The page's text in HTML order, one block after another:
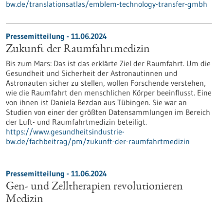
bw.de/translationsatlas/emblem-technology-transfer-gmbh
Pressemitteilung - 11.06.2024
Zukunft der Raumfahrtmedizin
Bis zum Mars: Das ist das erklärte Ziel der Raumfahrt. Um die
Gesundheit und Sicherheit der Astronautinnen und
Astronauten sicher zu stellen, wollen Forschende verstehen,
wie die Raumfahrt den menschlichen Körper beeinflusst. Eine
von ihnen ist Daniela Bezdan aus Tübingen. Sie war an
Studien von einer der größten Datensammlungen im Bereich
der Luft- und Raumfahrtmedizin beteiligt.
https://www.gesundheitsindustrie-
bw.de/fachbeitrag/pm/zukunft-der-raumfahrtmedizin
Pressemitteilung - 11.06.2024
Gen- und Zelltherapien revolutionieren
Medizin